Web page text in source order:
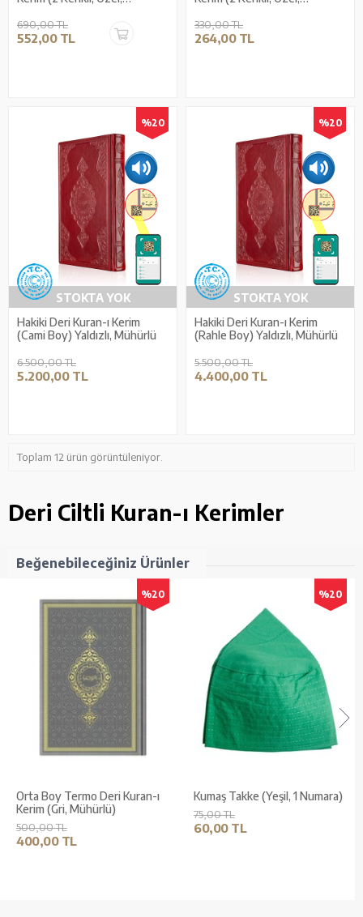
690,00 TL
552,00 TL
330,00 TL
264,00 TL
%20
STOKTA YOK
Hakiki Deri Kuran-ı Kerim
(Cami Boy) Yaldızlı, Mühürlü
6.500,00 TL
5.200,00 TL
%20
STOKTA YOK
Hakiki Deri Kuran-ı Kerim
(Rahle Boy) Yaldızlı, Mühürlü
5.500,00 TL
4.400,00 TL
Toplam 12 ürün görüntüleniyor.
Deri Ciltli Kuran-ı Kerimler
Beğenebileceğiniz Ürünler
%20
Orta Boy Termo Deri Kuran-ı
Kerim (Gri, Mühürlü)
500,00 TL
400,00 TL
%20
Kumaş Takke (Yeşil, 1 Numara)
75,00 TL
60,00 TL